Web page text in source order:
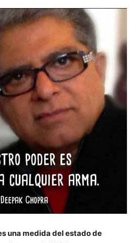
una medida del estado de